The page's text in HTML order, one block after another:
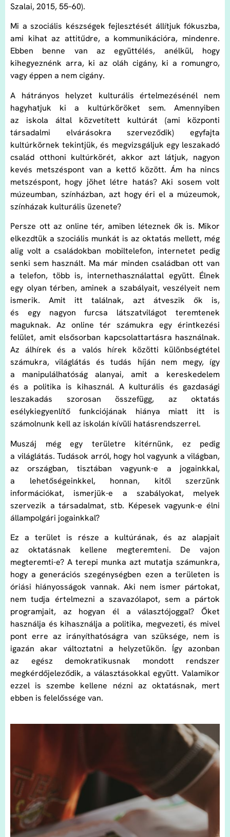
Szalai, 2015, 55–60).
Mi a szociális készségek fejlesztését állítjuk fókuszba,
ami kihat az attitűdre, a kommunikációra, mindenre.
Ebben benne van az együttélés, anélkül, hogy
kihegyeznénk arra, ki az oláh cigány, ki a romungro,
vagy éppen a nem cigány.
A hátrányos helyzet kulturális értelmezésénél nem
hagyhatjuk ki a kultúrköröket sem. Amennyiben
az iskola által közvetített kultúrát (ami központi
társadalmi elvárásokra szerveződik) egyfajta
kultúrkörnek tekintjük, és megvizsgáljuk egy leszakadó
család otthoni kultúrkörét, akkor azt látjuk, nagyon
kevés metszéspont van a kettő között. Ám ha nincs
metszéspont, hogy jöhet létre hatás? Aki sosem volt
múzeumban, színházban, azt hogy éri el a múzeumok,
színházak kulturális üzenete?
Persze ott az online tér, amiben léteznek ők is. Mikor
elkezdtük a szociális munkát is az oktatás mellett, még
alig volt a családokban mobiltelefon, internetet pedig
senki sem használt. Ma már minden családban ott van
a telefon, több is, internethasználattal együtt. Élnek
egy olyan térben, aminek a szabályait, veszélyeit nem
ismerik. Amit itt találnak, azt átveszik ők is,
és egy nagyon furcsa látszatvilágot teremtenek
maguknak. Az online tér számukra egy érintkezési
felület, amit elsősorban kapcsolattartásra használnak.
Az álhírek és a valós hírek közötti különbségtétel
számukra, világlátás és tudás híján nem megy, így
a manipulálhatóság alanyai, amit a kereskedelem
és a politika is kihasznál. A kulturális és gazdasági
leszakadás szorosan összefügg, az oktatás
esélykiegyenlítő funkciójának hiánya miatt itt is
számolnunk kell az iskolán kívüli hatásrendszerrel.
Muszáj még egy területre kitérnünk, ez pedig
a világlátás. Tudások arról, hogy hol vagyunk a világban,
az országban, tisztában vagyunk-e a jogainkkal,
a lehetőségeinkkel, honnan, kitől szerzünk
információkat, ismerjük-e a szabályokat, melyek
szervezik a társadalmat, stb. Képesek vagyunk-e élni
állampolgári jogainkkal?
Ez a terület is része a kultúrának, és az alapjait
az oktatásnak kellene megteremteni. De vajon
megteremti-e? A terepi munka azt mutatja számunkra,
hogy a generációs szegénységben ezen a területen is
óriási hiányosságok vannak. Aki nem ismer pártokat,
nem tudja értelmezni a szavazólapot, sem a pártok
programjait, az hogyan él a választójoggal? Őket
használja és kihasználja a politika, megvezeti, és mivel
pont erre az irányíthatóságra van szüksége, nem is
igazán akar változtatni a helyzetükön. Így azonban
az egész demokratikusnak mondott rendszer
megkérdőjeleződik, a választásokkal együtt. Valamikor
ezzel is szembe kellene nézni az oktatásnak, mert
ebben is felelőssége van.